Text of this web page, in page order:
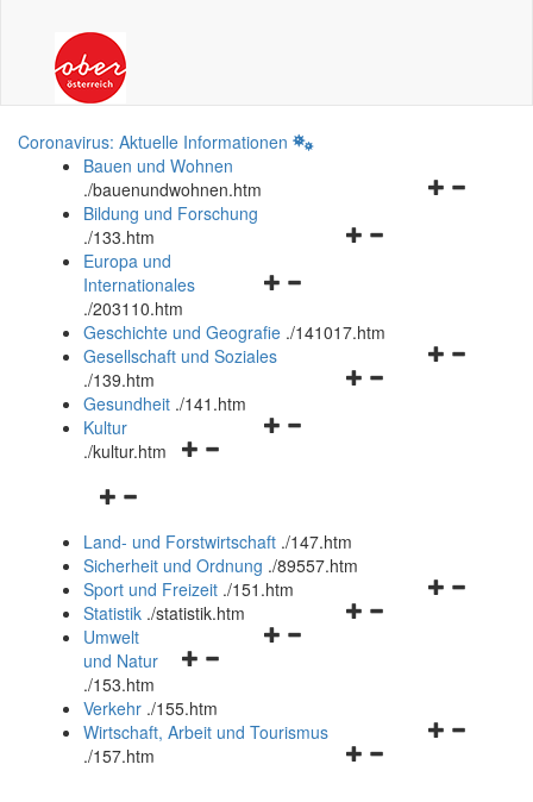
Coronavirus: Aktuelle Informationen
Bauen und Wohnen
./bauenundwohnen.htm
Navigationsmenü
Bildung und Forschung
./133.htm
Navigationsmenü
und
schließen
Europa und
Internationales
./203110.htm
Geschichte und Geografie ./141017.htm
Navigationsmenü
Gesellschaft und Soziales
./139.htm
Navigationsmenü
Gesundheit ./141.htm
Navigationsmenü
Kultur
./kultur.htm
Navigationsmenü
und
schließen
Land- und Forstwirtschaft ./147.htm
Sicherheit und Ordnung ./89557.htm
Navigationsmenü
Sport und Freizeit ./151.htm
Navigationsmenü
Statistik ./statistik.htm
Navigationsmenü
und
schließen
Umwelt
und Natur
./153.htm
Verkehr ./155.htm
Navigationsmenü
Wirtschaft, Arbeit und Tourismus
./157.htm